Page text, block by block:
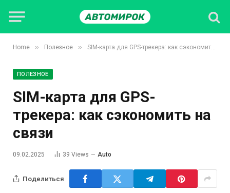
Home » Полезное » SIM-карта для GPS-трекера: как сэкономить на связи
ПОЛЕЗНОЕ
SIM-карта для GPS-
трекера: как сэкономить на
связи
09.02.2025 39 Views Auto
Поделиться